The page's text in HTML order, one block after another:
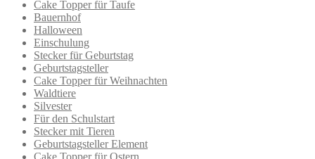
Cake Topper für Taufe
Bauernhof
Halloween
Einschulung
Stecker für Geburtstag
Geburtstagsteller
Cake Topper für Weihnachten
Waldtiere
Silvester
Für den Schulstart
Stecker mit Tieren
Geburtstagsteller Element
Cake Topper für Ostern